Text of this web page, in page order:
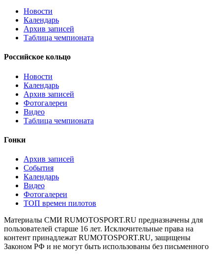
Новости
Календарь
Архив записей
Таблица чемпионата
Российское кольцо
Новости
Календарь
Архив записей
Фотогалереи
Видео
Таблица чемпионата
Гонки
Архив записей
События
Календарь
Видео
Фотогалереи
ТОП времен пилотов
Материалы СМИ RUMOTOSPORT.RU предназначены для
пользователей старше 16 лет. Исключительные права на
контент принадлежат RUMOTOSPORT.RU, защищены
Законом РФ и не могут быть использованы без письменного